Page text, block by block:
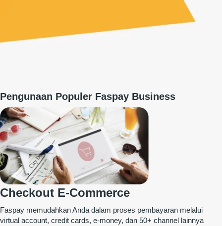
Pengunaan Populer Faspay Business
Checkout E-Commerce
Faspay memudahkan Anda dalam proses pembayaran melalui
virtual account, credit cards, e-money, dan 50+ channel lainnya